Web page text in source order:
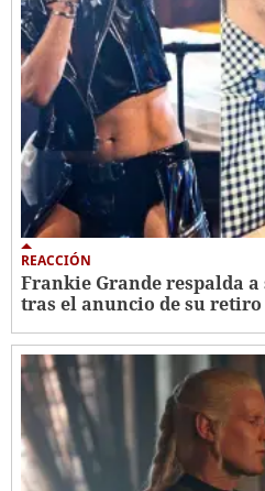
REACCIÓN
Frankie Grande respalda
tras el anuncio de su